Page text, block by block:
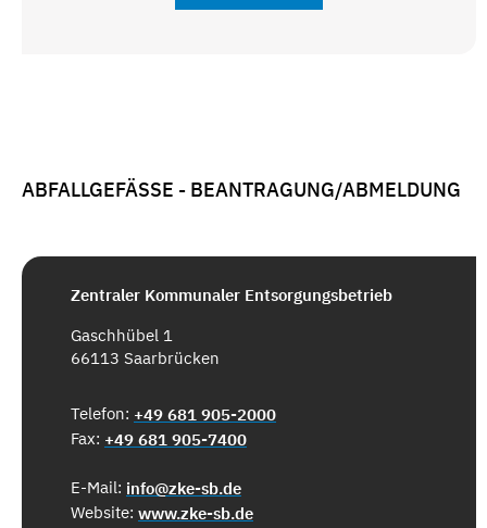
ABFALLGEFÄSSE - BEANTRAGUNG/ABMELDUNG
Zentraler Kommunaler Entsorgungsbetrieb
Gaschhübel 1
66113 Saarbrücken
Telefon: +49 681 905-2000
Fax: +49 681 905-7400
E-Mail: info@zke-sb.de
Website: www.zke-sb.de